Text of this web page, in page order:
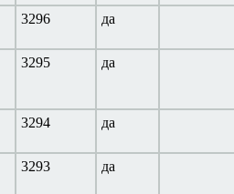
3296 да
3295 да
3294 да
3293 да